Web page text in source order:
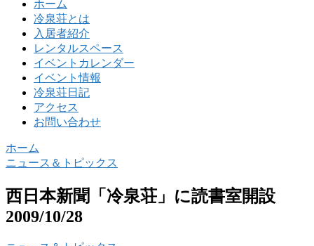
ホーム
冷泉荘とは
入居者紹介
レンタルスペース
イベントカレンダー
イベント情報
冷泉荘日記
アクセス
お問い合わせ
ホーム
ニュース＆トピックス
西日本新聞「冷泉荘」に読書室開設
2009/10/28